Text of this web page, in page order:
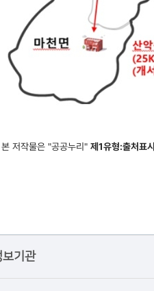
본 저작물은 "공공누리"제1유형:출처표시
보기관